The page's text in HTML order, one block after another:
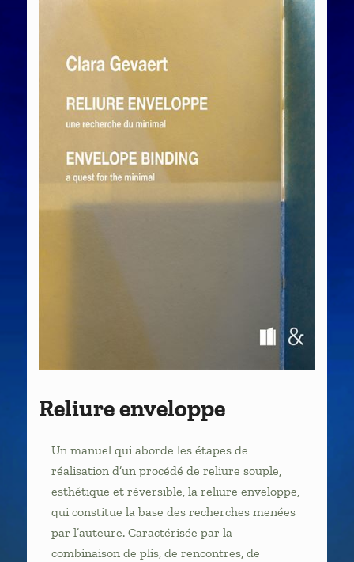
Reliure enveloppe
Un manuel qui aborde les étapes de
réalisation d’un procédé de reliure souple,
esthétique et réversible, la reliure enveloppe,
qui constitue la base des recherches menées
par l’auteure. Caractérisée par la
combinaison de plis, de rencontres, de